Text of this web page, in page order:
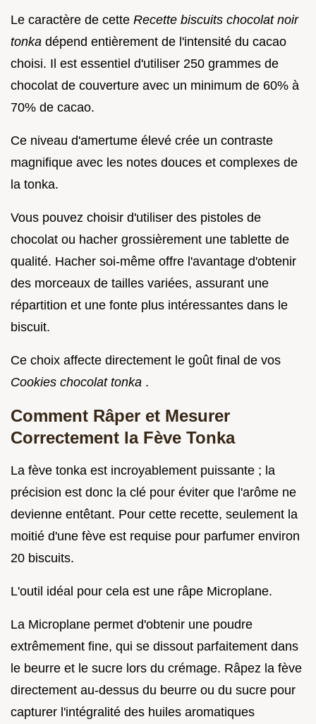
Le caractère de cette Recette biscuits chocolat noir
tonka dépend entièrement de l'intensité du cacao
choisi. Il est essentiel d'utiliser 250 grammes de
chocolat de couverture avec un minimum de 60% à
70% de cacao.
Ce niveau d'amertume élevé crée un contraste
magnifique avec les notes douces et complexes de
la tonka.
Vous pouvez choisir d'utiliser des pistoles de
chocolat ou hacher grossièrement une tablette de
qualité. Hacher soi-même offre l'avantage d'obtenir
des morceaux de tailles variées, assurant une
répartition et une fonte plus intéressantes dans le
biscuit.
Ce choix affecte directement le goût final de vos
Cookies chocolat tonka .
Comment Râper et Mesurer
Correctement la Fève Tonka
La fève tonka est incroyablement puissante ; la
précision est donc la clé pour éviter que l'arôme ne
devienne entêtant. Pour cette recette, seulement la
moitié d'une fève est requise pour parfumer environ
20 biscuits.
L'outil idéal pour cela est une râpe Microplane.
La Microplane permet d'obtenir une poudre
extrêmement fine, qui se dissout parfaitement dans
le beurre et le sucre lors du crémage. Râpez la fève
directement au-dessus du beurre ou du sucre pour
capturer l'intégralité des huiles aromatiques